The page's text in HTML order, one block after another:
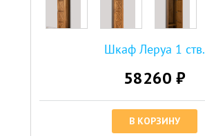
Шкаф Леруа 1 ств.
58260 ₽
В КОРЗИНУ